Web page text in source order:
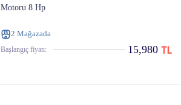
Motoru 8 Hp
2 Mağazada
Başlangıç ​​fiyatı: 15,980